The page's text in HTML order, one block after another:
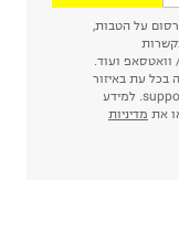
על הטבות,
וואטסאפ ועוד.
בכל עת באיזור
האישי או בפנייה לsupport@terminalx.com. למידע
את מדיניות